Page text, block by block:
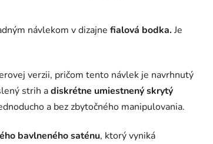
návlekom v dizajne fialová bodka. Je
verzii, pričom tento návlek je navrhnutý
strih adiskrétne umiestnený skrytý
a bez zbytočného manipulovania.
bavlneného saténu, ktorý vyniká